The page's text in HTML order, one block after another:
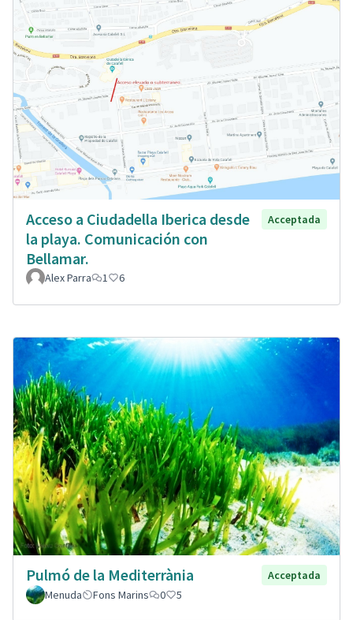
Acceso a Ciudadella Iberica desde
la playa. Comunicación con
Bellamar.
Acceptada
Alex Parra 1 6
Pulmó de la Mediterrània
Acceptada
Menuda
Fons Marins 0 5